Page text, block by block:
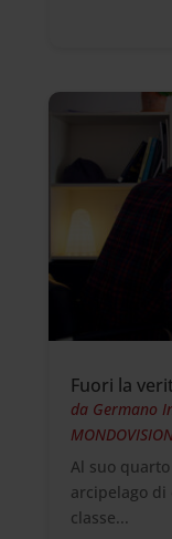
Fuori la
da Germano
Al suo
arcipelago
classe...